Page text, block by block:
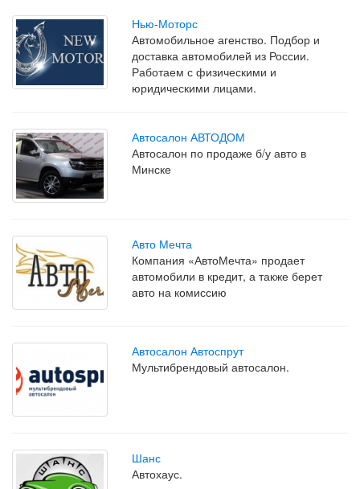
Нью-Моторс
Автомобильное агенство. Подбор и
доставка автомобилей из России.
Работаем с физическими и
юридическими лицами.
Автосалон АВТОДОМ
Автосалон по продаже б/у авто в
Минске
Авто Мечта
Компания «АвтоМечта» продает
автомобили в кредит, а также берет
авто на комиссию
Автосалон Автоспрут
Мультибрендовый автосалон.
Шанс
Автохаус.